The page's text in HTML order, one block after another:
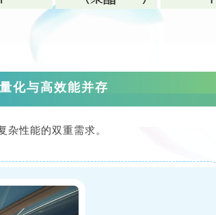
化与高效能并存
性能的双重需求。